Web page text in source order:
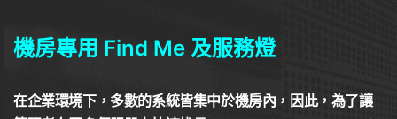
機房專用 Find Me 及服務燈
在企業環境下，多數的系統皆集中於機房內，因此，為了讓